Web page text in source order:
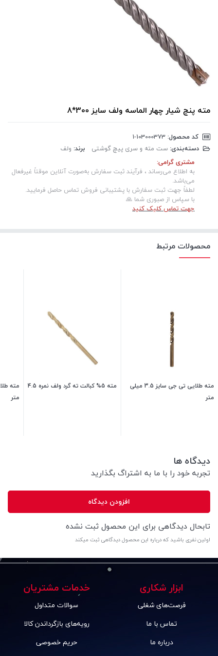
مته پنچ شیار چهار الماسه ولف سایز 300*8
کد محصول:
دسته‌بندی: ست مته و سری پیچ گوشتی برند: ولف
مشتری گرامی:
به اطلاع می‌رساند ، فرآیند ثبت سفارش به‌صورت آنلاین موقتاً غیرفعال
می‌باشد.
لطفاً جهت ثبت سفارش با پشتیبانی فروش تماس حاصل فرمایید.
با سپاس از صبوری شما 🙏
جهت تماس کلیک کنید
محصولات مرتبط
مته طلایی تی جی سایز 3.5 میلی
متر
مته 5% کبالت ته گرد ولف نمره 4.5
متر
دیدگاه ها
تجربه خود را با ما به اشتراگ بگذارید
افزودن دیدگاه
تابحال دیدگاهی برای این محصول ثبت نشده
اولین نفری باشید که درباره این محصول دیدگاهی ثبت میکند
ابزار شکاری
فرصت‌های شغلی
تماس با ما
درباره ما
خدمات مشتریان
سوالات متداول
رویه‌های بازگرداندن کالا
حریم خصوصی